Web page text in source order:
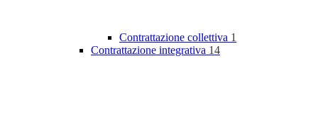
Contrattazione collettiva 1
Contrattazione integrativa 14